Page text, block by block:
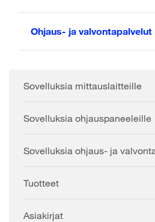
Ohjaus- ja valvontapalvelut
Sovelluksia mittauslaitteille
Sovelluksia ohjauspaneeleille
Sovelluksia ohjaus- ja
Tuotteet
Asiakirjat